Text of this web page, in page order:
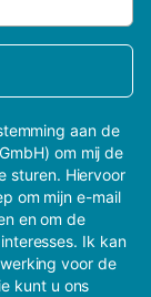
aan de
om mij de
sturen. Hiervoor
om mijn e-mail
en om de
Ik kan
voor de
kunt u ons